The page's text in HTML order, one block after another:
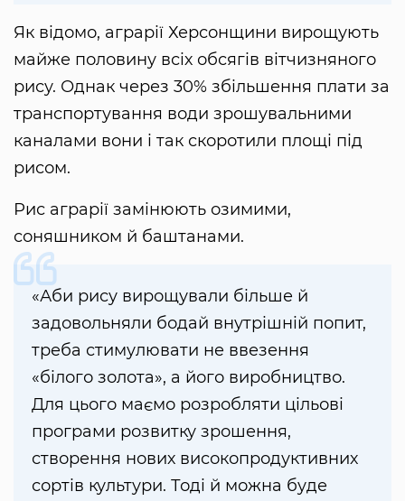
Як відомо, аграрії Херсонщини вирощують
майже половину всіх обсягів вітчизняного
рису. Однак через 30% збільшення плати за
транспортування води зрошувальними
каналами вони і так скоротили площі під
рисом.
Рис аграрії замінюють озимими,
соняшником й баштанами.
«Аби рису вирощували більше й
задовольняли бодай внутрішній попит,
треба стимулювати не ввезення
«білого золота», а його виробництво.
Для цього маємо розробляти цільові
програми розвитку зрошення,
створення нових високопродуктивних
сортів культури. Тоді й можна буде